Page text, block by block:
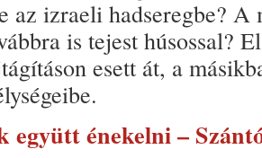
az izraeli hadseregbe? A
is tejest húsossal?
esett át, a
együtt énekelni –